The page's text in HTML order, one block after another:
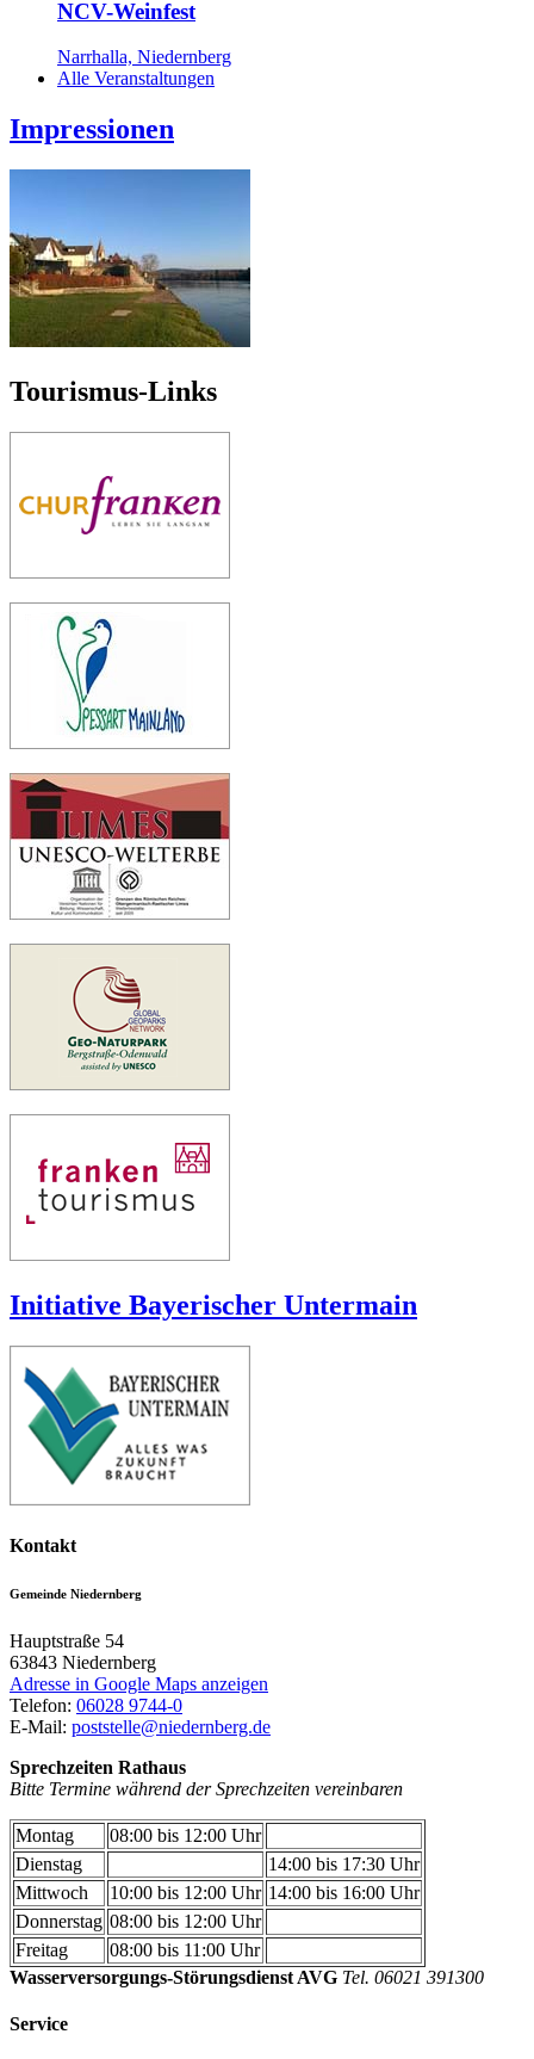
NCV-Weinfest
Narrhalla, Niedernberg
Alle Veranstaltungen
Impressionen
Tourismus-Links
Initiative Bayerischer Untermain
Kontakt
Gemeinde Niedernberg
Hauptstraße 54
63843 Niedernberg
Adresse in Google Maps anzeigen
Telefon: 06028 9744-0
E-Mail: poststelle@niedernberg.de
Sprechzeiten Rathaus
Bitte Termine während der Sprechzeiten vereinbaren
Montag
08:00 bis 12:00 Uhr
Dienstag
14:00 bis 17:30 Uhr
Mittwoch
10:00 bis 12:00 Uhr 14:00 bis 16:00 Uhr
Donnerstag 08:00 bis 12:00 Uhr
Freitag
08:00 bis 11:00 Uhr
Wasserversorgungs-Störungsdienst AVG Tel. 06021 391300
Service